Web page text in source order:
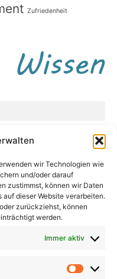
wir Technologien wie
und/oder darauf
zustimmst, können wir Daten
dieser Website verarbeiten.
zurückziehst, können
werden.
Immer aktiv
Zufriedenheit
Sie diese Fragen,
treffen
ein Bodenbett für